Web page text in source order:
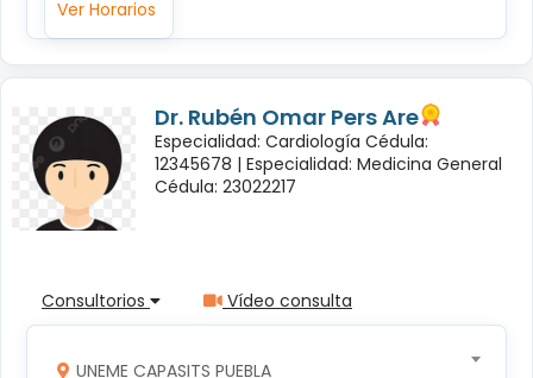
Ver Horarios
Dr. Rubén Omar Pers Are
Especialidad: Cardiología Cédula:
12345678 | Especialidad: Medicina General
Cédula: 23022217
Consultorios Vídeo consulta
UNEME CAPASITS PUEBLA